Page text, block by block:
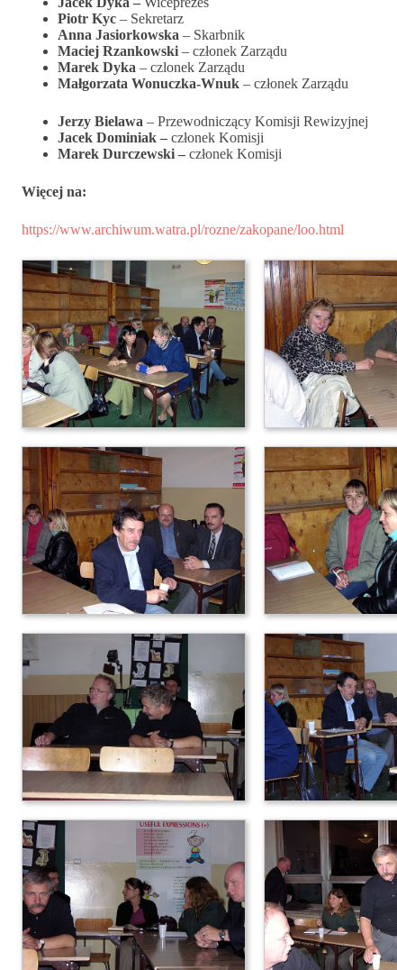
Piotr Kyc – Sekretarz
Anna Jasiorkowska – Skarbnik
Maciej Rzankowski – członek Zarządu
Marek Dyka – czlonek Zarządu
Małgorzata Wonuczka-Wnuk – członek Zarządu
Jerzy Bielawa – Przewodniczący Komisji Rewizyjnej
Jacek Dominiak – członek Komisji
Marek Durczewski – członek Komisji
Więcej na:
https://www.archiwum.watra.pl/rozne/zakopane/loo.html